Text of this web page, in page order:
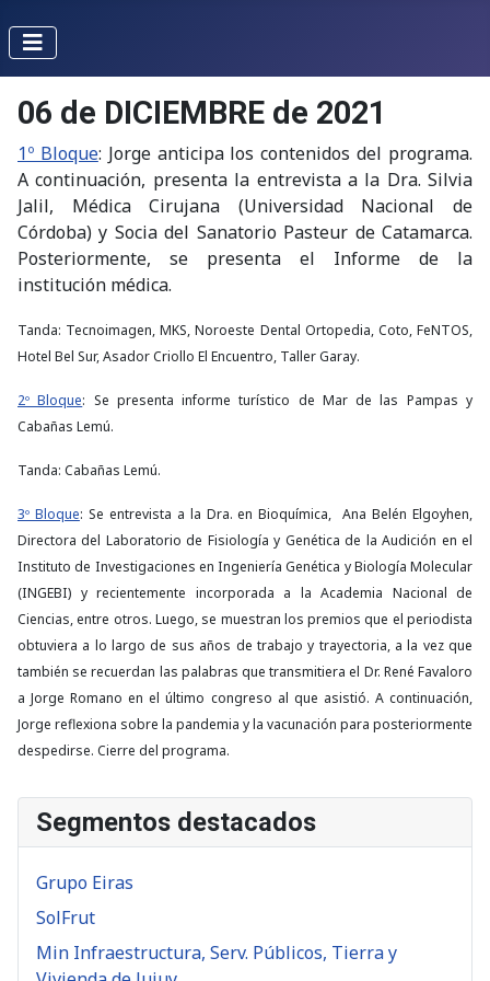
06 de DICIEMBRE de 2021
1º Bloque: Jorge anticipa los contenidos del programa.
A continuación, presenta la entrevista a la Dra. Silvia
Jalil, Médica Cirujana (Universidad Nacional de
Córdoba) y Socia del Sanatorio Pasteur de Catamarca.
Posteriormente, se presenta el Informe de la
institución médica.
Tanda: Tecnoimagen, MKS, Noroeste Dental Ortopedia, Coto, FeNTOS,
Hotel Bel Sur, Asador Criollo El Encuentro, Taller Garay.
2º Bloque: Se presenta informe turístico de Mar de las Pampas y
Cabañas Lemú.
Tanda: Cabañas Lemú.
3º Bloque: Se entrevista a la Dra. en Bioquímica, Ana Belén Elgoyhen,
Directora del Laboratorio de Fisiología y Genética de la Audición en el
Instituto de Investigaciones en Ingeniería Genética y Biología Molecular
(INGEBI) y recientemente incorporada a la Academia Nacional de
Ciencias, entre otros. Luego, se muestran los premios que el periodista
obtuviera a lo largo de sus años de trabajo y trayectoria, a la vez que
también se recuerdan las palabras que transmitiera el Dr. René Favaloro
a Jorge Romano en el último congreso al que asistió. A continuación,
Jorge reflexiona sobre la pandemia y la vacunación para posteriormente
despedirse. Cierre del programa.
Segmentos destacados
Grupo Eiras
SolFrut
Min Infraestructura, Serv. Públicos, Tierra y